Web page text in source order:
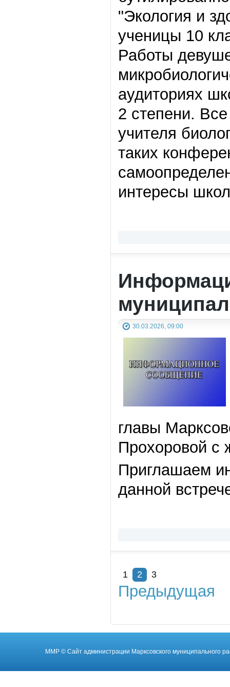
"Экология и
ученицы 10
Работы
аудиториях
2 степени.
учителя
таких
интересы
30.03.2026, 09:00
главы
Прохоровой с
Приглашаем
данной
1 2 3
Предыдущая
ММР © Cайт администрации Марксовского муниципального